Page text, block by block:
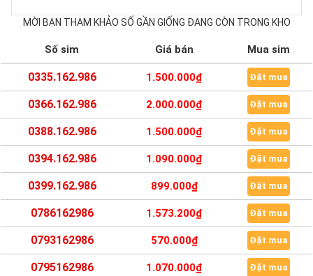
MỜI BẠN THAM KHẢO SỐ GẦN GIỐNG ĐANG CÒN TRONG KHO
Số sim Giá bán Mua sim
0335.162.986 1.500.000₫ Đặt mua
0366.162.986 2.000.000₫ Đặt mua
0388.162.986 1.500.000₫ Đặt mua
0394.162.986 1.090.000₫ Đặt mua
0399.162.986 899.000₫ Đặt mua
0786162986 1.573.200₫ Đặt mua
0793162986 570.000₫ Đặt mua
0795162986 1.070.000₫ Đặt mua